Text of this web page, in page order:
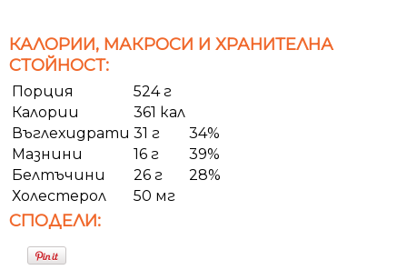
КАЛОРИИ, МАКРОСИ И ХРАНИТЕЛНА
СТОЙНОСТ:
Порция
524 г
Калории
361 кал
Въглехидрати 31 г
34%
Мазнини
16 г
39%
Белтъчини
26 г
28%
Холестерол
50 мг
СПОДЕЛИ: